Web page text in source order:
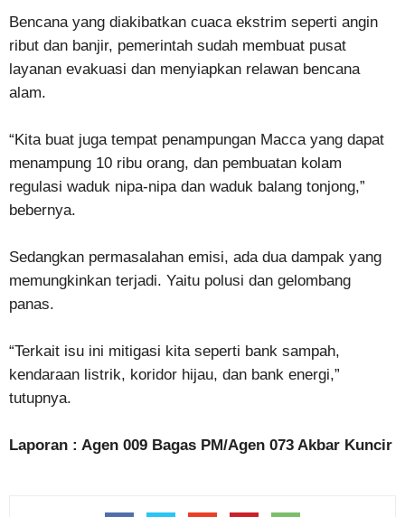
Bencana yang diakibatkan cuaca ekstrim seperti angin
ribut dan banjir, pemerintah sudah membuat pusat
layanan evakuasi dan menyiapkan relawan bencana
alam.
“Kita buat juga tempat penampungan Macca yang dapat
menampung 10 ribu orang, dan pembuatan kolam
regulasi waduk nipa-nipa dan waduk balang tonjong,”
bebernya.
Sedangkan permasalahan emisi, ada dua dampak yang
memungkinkan terjadi. Yaitu polusi dan gelombang
panas.
“Terkait isu ini mitigasi kita seperti bank sampah,
kendaraan listrik, koridor hijau, dan bank energi,”
tutupnya.
Laporan : Agen 009 Bagas PM/Agen 073 Akbar Kuncir